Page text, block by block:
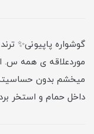
گوشواره پاپیونی✨
موردعلاقه ی همه س.
میخشم بدون
داخل حمام و استخر